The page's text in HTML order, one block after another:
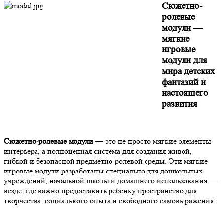
Сюжетно-
ролевые
модули —
мягкие
игровые
модули для
мира детских
фантазий и
настоящего
развития
Сюжетно-ролевые модули— это не просто мягкие элементы
интерьера, а полноценная система для создания живой,
гибкой и безопасной предметно-ролевой среды. Эти мягкие
игровые модули разработаны специально для дошкольных
учреждений, начальной школы и домашнего использования —
везде, где важно предоставить ребёнку пространство для
творчества, социального опыта и свободного самовыражения.